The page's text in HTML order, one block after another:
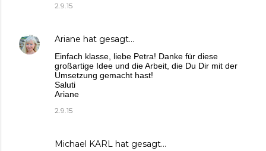
2.9.15
Ariane hat gesagt…
Einfach klasse, liebe Petra! Danke für diese
großartige Idee und die Arbeit, die Du Dir mit der
Umsetzung gemacht hast!
Saluti
Ariane
2.9.15
Michael KARL hat gesagt…